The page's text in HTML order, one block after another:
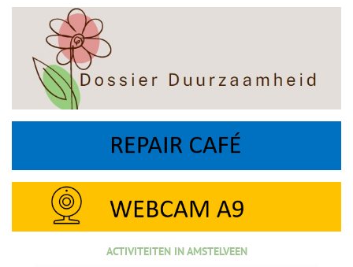
ACTIVITEITEN IN AMSTELVEEN